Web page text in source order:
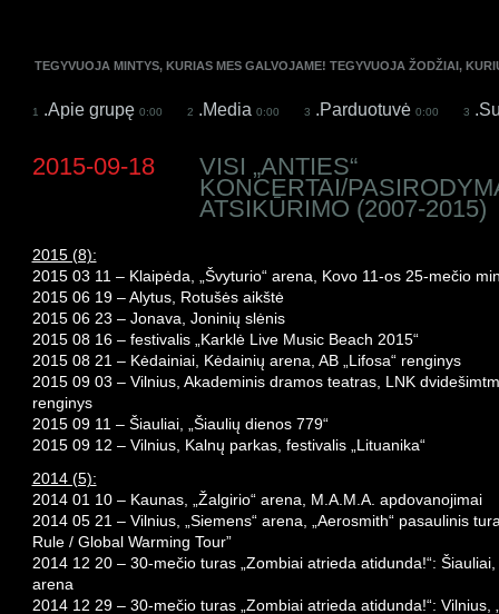
TEGYVUOJA MINTYS, KURIAS MES GALVOJAME! TEGYVUOJA ŽODŽIAI,
1 .Apie grupę 0:00 2 .Media 0:00 3 .Parduotuvė 0:00 3
2015-09-18 VISI „ANTIES“
KONCERTAI/
ATSIKŪRIMO (2007-2015)
2015 (8):
2015 03 11 – Klaipėda, „Švyturio“ arena, Kovo 11-os 25-mečio
2015 06 19 – Alytus, Rotušės aikštė
2015 06 23 – Jonava, Joninių slėnis
2015 08 16 – festivalis „Karklė Live Music Beach 2015“
2015 08 21 – Kėdainiai, Kėdainių arena, AB „Lifosa“ renginys
2015 09 03 – Vilnius, Akademinis dramos teatras, LNK
renginys
2015 09 11 – Šiauliai, „Šiaulių dienos 779“
2015 09 12 – Vilnius, Kalnų parkas, festivalis „Lituanika“
2014 (5):
2014 01 10 – Kaunas, „Žalgirio“ arena, M.A.M.A. apdovanojimai
2014 05 21 – Vilnius, „Siemens“ arena, „Aerosmith“ pasaulinis
Rule / Global Warming Tour”
2014 12 20 – 30-mečio turas „Zombiai atrieda atidunda!“: Šiauliai,
arena
2014 12 29 – 30-mečio turas „Zombiai atrieda atidunda!“: Vilnius,